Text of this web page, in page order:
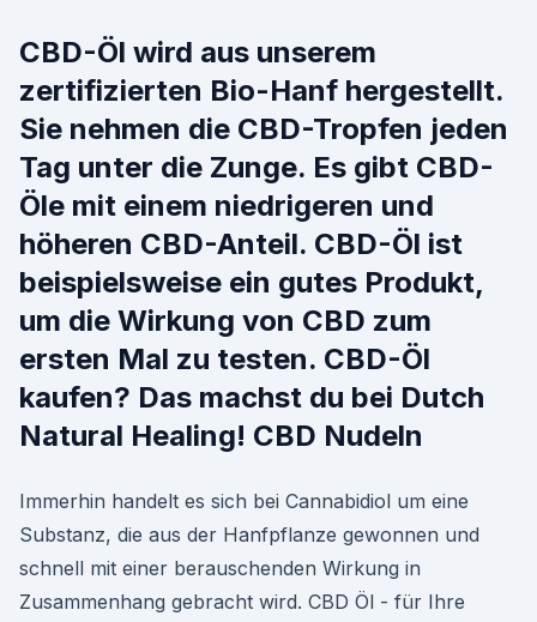
CBD-Öl wird aus unserem
zertifizierten Bio-Hanf hergestellt.
Sie nehmen die CBD-Tropfen jeden
Tag unter die Zunge. Es gibt CBD-
Öle mit einem niedrigeren und
höheren CBD-Anteil. CBD-Öl ist
beispielsweise ein gutes Produkt,
um die Wirkung von CBD zum
ersten Mal zu testen. CBD-Öl
kaufen? Das machst du bei Dutch
Natural Healing! CBD Nudeln
Immerhin handelt es sich bei Cannabidiol um eine
Substanz, die aus der Hanfpflanze gewonnen und
schnell mit einer berauschenden Wirkung in
Zusammenhang gebracht wird. CBD Öl - für Ihre